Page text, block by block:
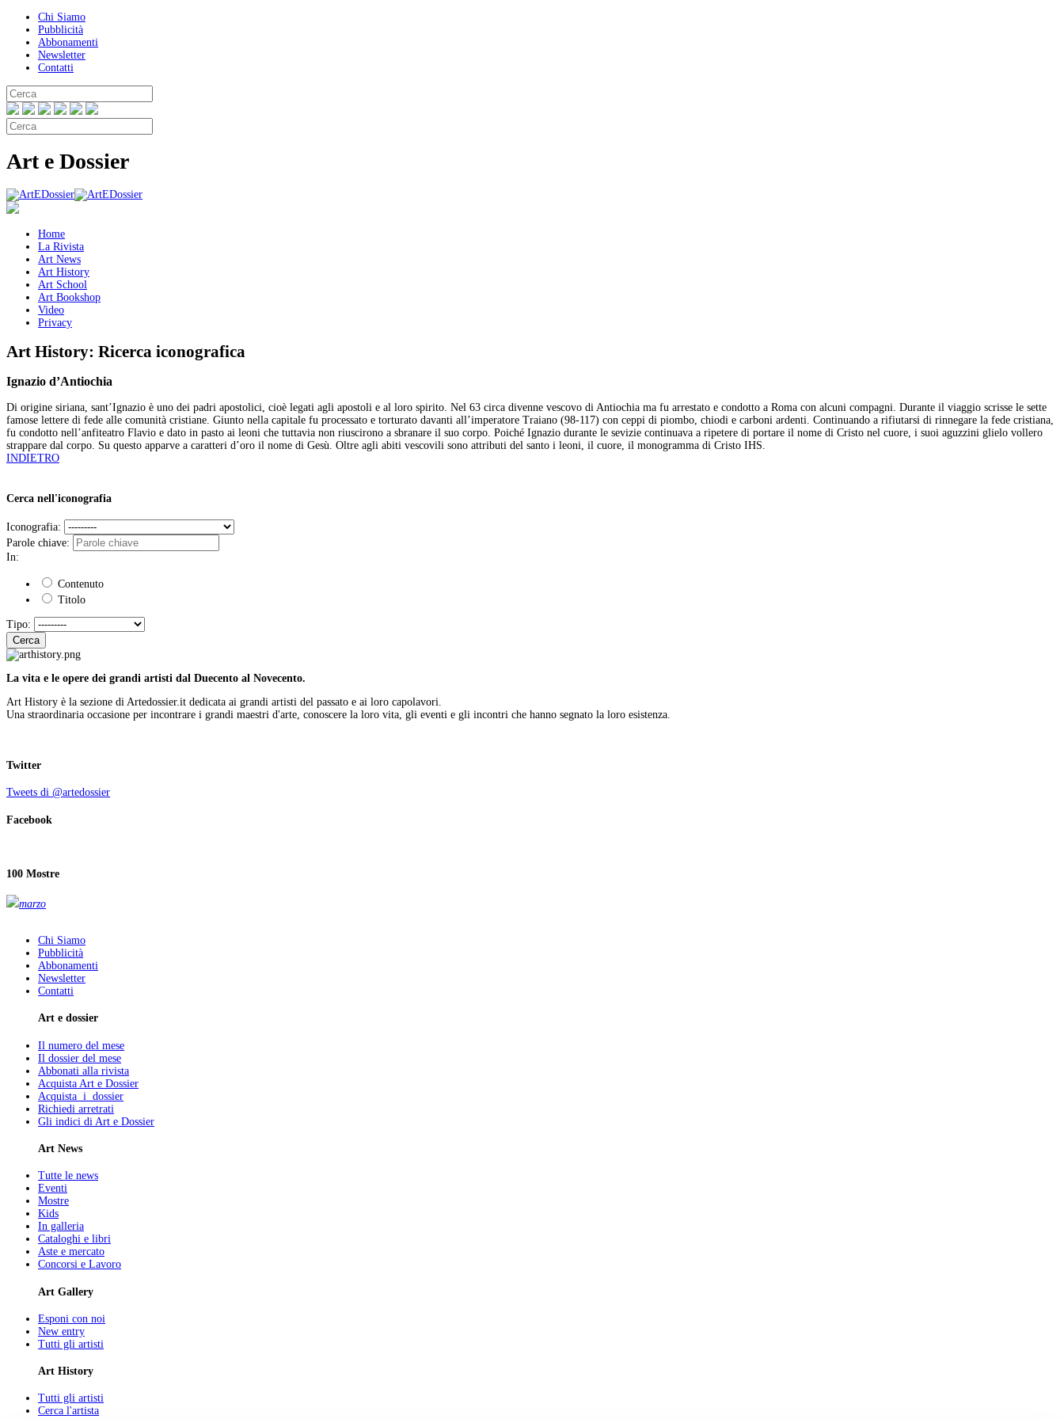
Chi Siamo
Pubblicità
Abbonamenti
Newsletter
Contatti
Art e Dossier
Home
La Rivista
Art News
Art History
Art School
Art Bookshop
Video
Privacy
Art History: Ricerca iconografica
Ignazio d’Antiochia
Di origine siriana, sant’Ignazio è uno dei padri apostolici, cioè legati agli apostoli e al loro spirito. Nel 63 circa divenne vescovo di Antiochia ma fu arrestato e condotto a Roma con alcuni compagni. Durante il viaggio scrisse le sette
famose lettere di fede alle comunità cristiane. Giunto nella capitale fu processato e torturato davanti all’imperatore Traiano (98-117) con ceppi di piombo, chiodi e carboni ardenti. Continuando a rifiutarsi di rinnegare la fede cristiana,
fu condotto nell’anfiteatro Flavio e dato in pasto ai leoni che tuttavia non riuscirono a sbranare il suo corpo. Poiché Ignazio durante le sevizie continuava a ripetere di portare il nome di Cristo nel cuore, i suoi aguzzini glielo vollero
strappare dal corpo. Su questo apparve a caratteri d’oro il nome di Gesù. Oltre agli abiti vescovili sono attributi del santo i leoni, il cuore, il monogramma di Cristo IHS.
INDIETRO
Cerca nell'iconografia
Iconografia:
Parole chiave:
In:
Contenuto
Titolo
Tipo:
Cerca
La vita e le opere dei grandi artisti dal Duecento al Novecento.
Art History è la sezione di Artedossier.it dedicata ai grandi artisti del passato e ai loro capolavori.
Una straordinaria occasione per incontrare i grandi maestri d'arte, conoscere la loro vita, gli eventi e gli incontri che hanno segnato la loro esistenza.
Twitter
Tweets di @artedossier
Facebook
100 Mostre
marzo
Chi Siamo
Pubblicità
Abbonamenti
Newsletter
Contatti
Art e dossier
Il numero del mese
Il dossier del mese
Abbonati alla rivista
Acquista Art e Dossier
Acquista i dossier
Richiedi arretrati
Gli indici di Art e Dossier
Art News
Tutte le news
Eventi
Mostre
Kids
In galleria
Cataloghi e libri
Aste e mercato
Concorsi e Lavoro
Art Gallery
Esponi con noi
New entry
Tutti gli artisti
Art History
Tutti gli artisti
Cerca l'artista